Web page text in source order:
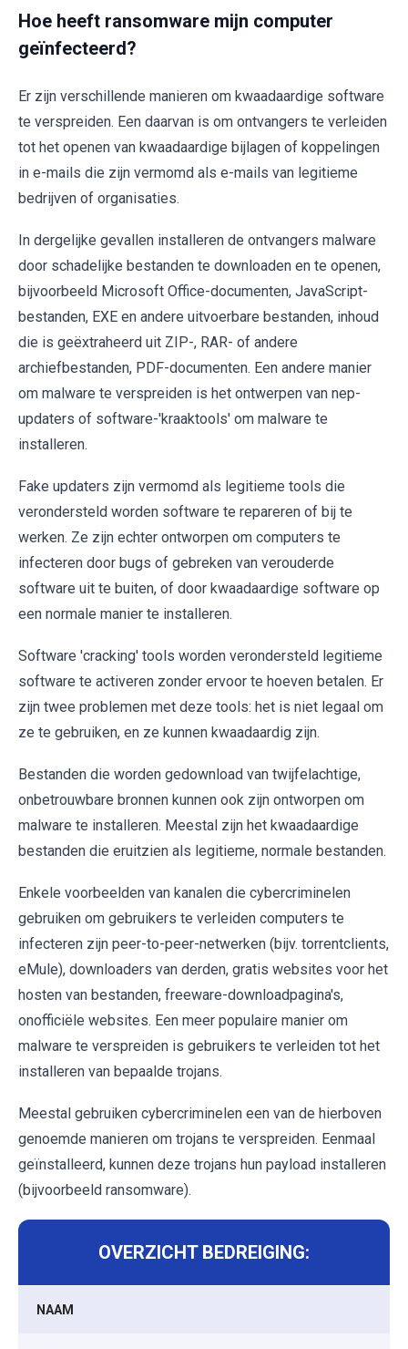
Hoe heeft ransomware mijn computer
geïnfecteerd?
Er zijn verschillende manieren om kwaadaardige software
te verspreiden. Een daarvan is om ontvangers te verleiden
tot het openen van kwaadaardige bijlagen of koppelingen
in e-mails die zijn vermomd als e-mails van legitieme
bedrijven of organisaties.
In dergelijke gevallen installeren de ontvangers malware
door schadelijke bestanden te downloaden en te openen,
bijvoorbeeld Microsoft Office-documenten, JavaScript-
bestanden, EXE en andere uitvoerbare bestanden, inhoud
die is geëxtraheerd uit ZIP-, RAR- of andere
archiefbestanden, PDF-documenten. Een andere manier
om malware te verspreiden is het ontwerpen van nep-
updaters of software-'kraaktools' om malware te
installeren.
Fake updaters zijn vermomd als legitieme tools die
verondersteld worden software te repareren of bij te
werken. Ze zijn echter ontworpen om computers te
infecteren door bugs of gebreken van verouderde
software uit te buiten, of door kwaadaardige software op
een normale manier te installeren.
Software 'cracking' tools worden verondersteld legitieme
software te activeren zonder ervoor te hoeven betalen. Er
zijn twee problemen met deze tools: het is niet legaal om
ze te gebruiken, en ze kunnen kwaadaardig zijn.
Bestanden die worden gedownload van twijfelachtige,
onbetrouwbare bronnen kunnen ook zijn ontworpen om
malware te installeren. Meestal zijn het kwaadaardige
bestanden die eruitzien als legitieme, normale bestanden.
Enkele voorbeelden van kanalen die cybercriminelen
gebruiken om gebruikers te verleiden computers te
infecteren zijn peer-to-peer-netwerken (bijv. torrentclients,
eMule), downloaders van derden, gratis websites voor het
hosten van bestanden, freeware-downloadpagina's,
onofficiële websites. Een meer populaire manier om
malware te verspreiden is gebruikers te verleiden tot het
installeren van bepaalde trojans.
Meestal gebruiken cybercriminelen een van de hierboven
genoemde manieren om trojans te verspreiden. Eenmaal
geïnstalleerd, kunnen deze trojans hun payload installeren
(bijvoorbeeld ransomware).
OVERZICHT BEDREIGING:
NAAM